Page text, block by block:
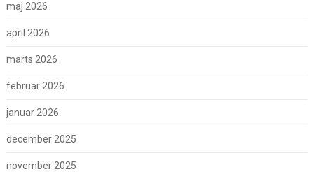
maj 2026
april 2026
marts 2026
februar 2026
januar 2026
december 2025
november 2025